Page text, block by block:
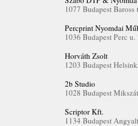
1077 Budapest Baross
Percprint Nyomdai
1036 Budapest Perc u.
Horváth Zsolt
1203 Budapest
2b Studio
1028 Budapest
Scriptor Kft.
1134 Budapest